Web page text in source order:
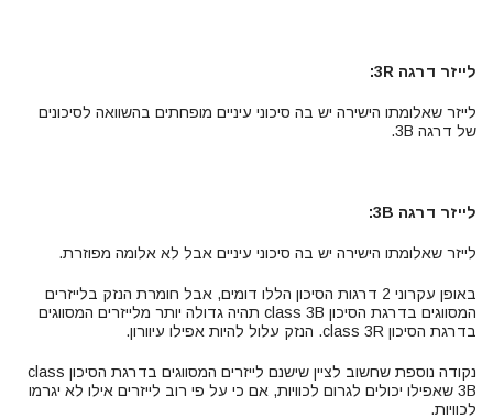
לייזר דרגה 3R:
לייזר שאלומתו הישירה יש בה סיכוני עיניים מופחתים בהשוואה לסיכונים
של דרגה 3B.
לייזר דרגה 3B:
לייזר שאלומתו הישירה יש בה סיכוני עיניים אבל לא אלומה מפוזרת.
באופן עקרוני 2 דרגות הסיכון הללו דומים, אבל חומרת הנזק בלייזרים
המסווגים בדרגת הסיכון class 3B תהיה גדולה יותר מלייזרים המסווגים
בדרגת הסיכון class 3R. הנזק עלול להיות אפילו עיוורון.
נקודה נוספת שחשוב לציין שישנם לייזרים המסווגים בדרגת הסיכון class
3B שאפילו יכולים לגרום לכוויות, אם כי על פי רוב לייזרים אילו לא יגרמו
לכוויות.